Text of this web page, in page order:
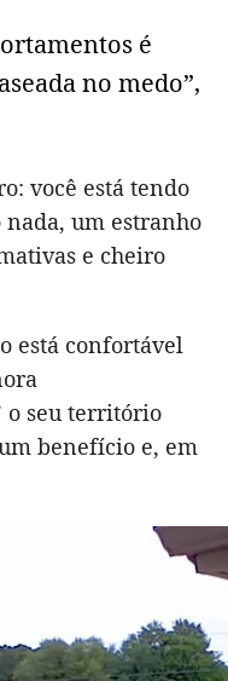
é
no medo”,
você está tendo
um estranho
e cheiro
está confortável
o seu território
benefício e, em